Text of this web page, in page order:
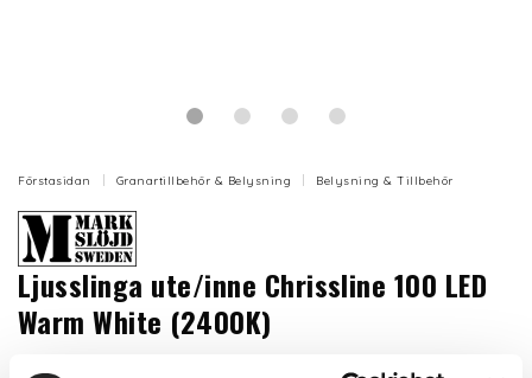
Förstasidan Granartillbehör & Belysning Belysning & Tillbehör
Ljusslinga ute/inne Chrissline 100 LED
Warm White (2400K)